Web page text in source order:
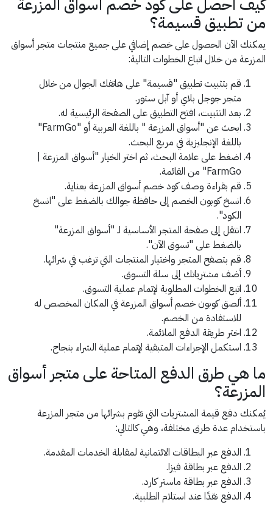
كيف احصل على كود خصم أسواق المزرعة
من تطبيق قسيمة؟
يمكنك الآن الحصول على خصم إضافي على جميع منتجات متجر أسواق
المزرعة من خلال اتباع الخطوات التالية:
قم بتثبيت تطبيق "قسيمة" على هاتفك الجوال من خلال
متجر جوجل بلاي أو آبل ستور.
بعد التثبيت، افتح التطبيق على الصفحة الرئيسية له.
ابحث عن "أسواق المزرعة " باللغة العربية أو "FarmGo"
باللغة الإنجليزية في مربع البحث.
اضغط على علامة البحث، ثم اختر الخيار "أسواق المزرعة |
FarmGo" من القائمة.
قم بقراءة وصف كود خصم أسواق المزرعة بعناية.
انسخ كوبون الخصم إلى حافظة جوالك بالضغط على "انسخ
الكود".
انتقل إلى صفحة المتجر الأساسية لـ "أسواق المزرعة"
بالضغط على "تسوق الآن".
قم بتصفح المتجر واختيار المنتجات التي ترغب في شرائها.
أضف مشترياتك إلى سلة التسوق.
اتبع الخطوات المطلوبة لإتمام عملية التسوق.
ألصق كوبون خصم أسواق المزرعة في المكان المخصص له
للاستفادة من الخصم.
اختر طريقة الدفع الملائمة.
استكمل الإجراءات المتبقية لإتمام عملية الشراء بنجاح.
ما هي طرق الدفع المتاحة على متجر أسواق
المزرعة؟
يُمكنك دفع قيمة المشتريات التي تقوم بشرائها من متجر المزرعة
باستخدام عدة طرق مختلفة، وهي كالتالي:
الدفع عبر البطاقات الائتمانية لمقابلة الخدمات المقدمة.
الدفع عبر بطاقة فيزا.
الدفع عبر بطاقة ماستر كارد.
الدفع نقدًا عند استلام الطلبية.